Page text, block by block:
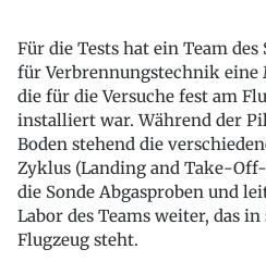
Für die Tests hat ein Team
für Verbrennungstechnik eine
die für die Versuche fest am
installiert war. Während der
Boden stehend die
Zyklus (Landing and Take-
die Sonde Abgasproben und
Labor des Teams weiter, das
Flugzeug steht.